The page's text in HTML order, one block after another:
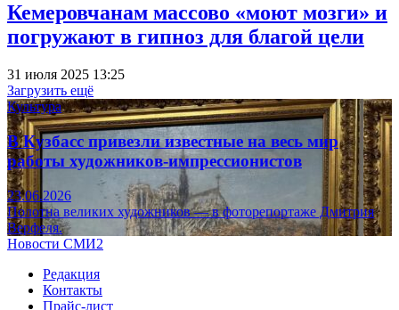
Кемеровчанам массово «моют мозги» и
погружают в гипноз для благой цели
31 июля 2025 13:25
Загрузить ещё
Культура
В Кузбасс привезли известные на весь мир
работы художников-импрессионистов
23.06.2026
Полотна великих художников — в фоторепортаже Дмитрия
Верфеля.
Новости СМИ2
Редакция
Контакты
Прайс-лист